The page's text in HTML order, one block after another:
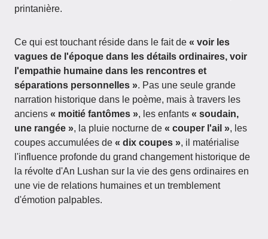
printanière.
Ce qui est touchant réside dans le fait de « voir les
vagues de l'époque dans les détails ordinaires, voir
l'empathie humaine dans les rencontres et
séparations personnelles ». Pas une seule grande
narration historique dans le poème, mais à travers les
anciens « moitié fantômes », les enfants « soudain,
une rangée », la pluie nocturne de « couper l'ail », les
coupes accumulées de « dix coupes », il matérialise
l'influence profonde du grand changement historique de
la révolte d'An Lushan sur la vie des gens ordinaires en
une vie de relations humaines et un tremblement
d'émotion palpables.